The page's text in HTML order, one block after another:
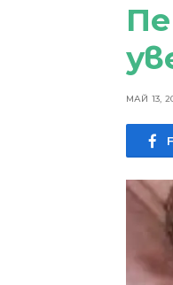
МАЙ 13,